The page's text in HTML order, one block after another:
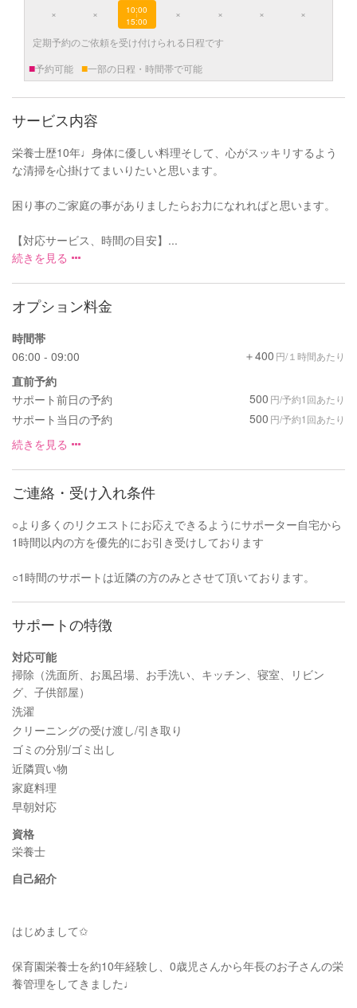
×
×
10:00
|
15:00
×
×
×
×
定期予約のご依頼を受け付けられる日程です
■予約可能 ■一部の日程・時間帯で可能
サービス内容
栄養士歴10年♩身体に優しい料理そして、心がスッキリするよう
な清掃を心掛けてまいりたいと思います。
困り事のご家庭の事がありましたらお力になれればと思います。
【対応サービス、時間の目安】...
続きを見る
オプション料金
時間帯
06:00 - 09:00
＋400 円/１時間あたり
直前予約
サポート前日の予約
500 円/予約1回あたり
サポート当日の予約 500 円/予約1回あたり
続きを見る
ご連絡・受け入れ条件
○より多くのリクエストにお応えできるようにサポーター自宅から
1時間以内の方を優先的にお引き受けしております
○1時間のサポートは近隣の方のみとさせて頂いております。
サポートの特徴
対応可能
掃除（洗面所、お風呂場、お手洗い、キッチン、寝室、リビン
グ、子供部屋）
洗濯
クリーニングの受け渡し/引き取り
ゴミの分別/ゴミ出し
近隣買い物
家庭料理
早朝対応
資格
栄養士
自己紹介
はじめまして✩
保育園栄養士を約10年経験し、0歳児さんから年長のお子さんの栄
養管理をしてきました♩